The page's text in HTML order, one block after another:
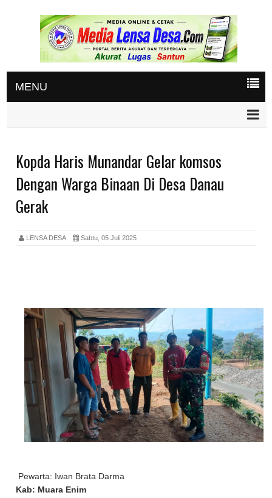
MENU
Kopda Haris Munandar Gelar komsos
Dengan Warga Binaan Di Desa Danau
Gerak
LENSA DESA Sabtu, 05 Juli 2025
Pewarta: Iwan Brata Darma
Kab: Muara Enim